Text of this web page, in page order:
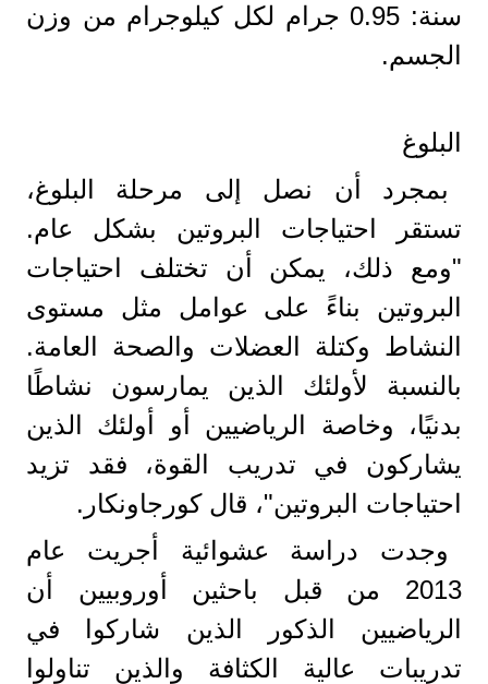
سنة: 0.95 جرام لكل كيلوجرام من وزن
الجسم.
البلوغ
بمجرد أن نصل إلى مرحلة البلوغ،
تستقر احتياجات البروتين بشكل عام.
"ومع ذلك، يمكن أن تختلف احتياجات
البروتين بناءً على عوامل مثل مستوى
النشاط وكتلة العضلات والصحة العامة.
بالنسبة لأولئك الذين يمارسون نشاطًا
بدنيًا، وخاصة الرياضيين أو أولئك الذين
يشاركون في تدريب القوة، فقد تزيد
احتياجات البروتين"، قال كورجاونكار.
وجدت دراسة عشوائية أجريت عام
2013 من قبل باحثين أوروبيين أن
الرياضيين الذكور الذين شاركوا في
تدريبات عالية الكثافة والذين تناولوا